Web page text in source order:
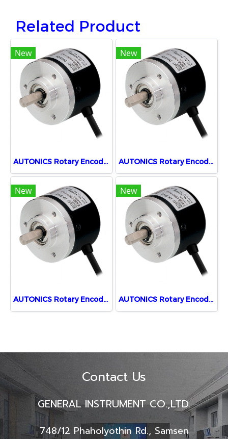
Related Product
New
AUTONICS Rotary Encoders E40S6-100-3-T-24
New
AUTONICS Rotary Encoders E40S6-2500-3-T-5
New
AUTONICS Rotary Encoders E40S6-1000-3-T-24
New
AUTONICS Rotary Encoders E40S6-500-3-T-24
Contact Us
GENERAL INSTRUMENT CO.,LTD.
748/12 Phaholyothin Rd., Samsen